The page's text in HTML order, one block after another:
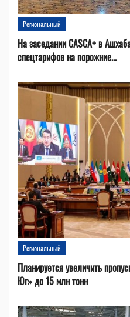
Региональный
На заседании CASCA+ в
спецтарифов на порожние...
Региональный
Планируется увеличить
Юг» до 15 млн тонн